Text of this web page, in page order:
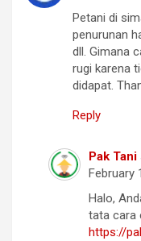
Petani di
penurunan
dll. Gimana
rugi karena
didapat.
Reply
Pak Tani
February
Halo,
tata cara
https://